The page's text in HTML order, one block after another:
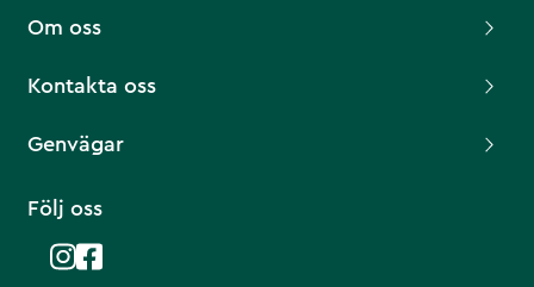
Om oss
Kontakta oss
Genvägar
Följ oss